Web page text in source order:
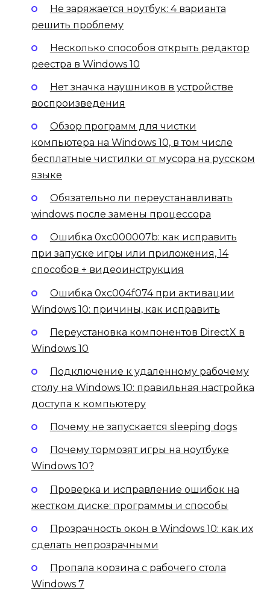
Не заряжается ноутбук: 4 варианта
решить проблему
Несколько способов открыть редактор
реестра в Windows 10
Нет значка наушников в устройстве
воспроизведения
Обзор программ для чистки
компьютера на Windows 10, в том числе
бесплатные чистилки от мусора на русском
языке
Обязательно ли переустанавливать
windows после замены процессора
Ошибка 0xc000007b: как исправить
при запуске игры или приложения, 14
способов + видеоинструкция
Ошибка 0xc004f074 при активации
Windows 10: причины, как исправить
Переустановка компонентов DirectX в
Windows 10
Подключение к удаленному рабочему
столу на Windows 10: правильная настройка
доступа к компьютеру
Почему не запускается sleeping dogs
Почему тормозят игры на ноутбуке
Windows 10?
Проверка и исправление ошибок на
жестком диске: программы и способы
Прозрачность окон в Windows 10: как их
сделать непрозрачными
Пропала корзина с рабочего стола
Windows 7